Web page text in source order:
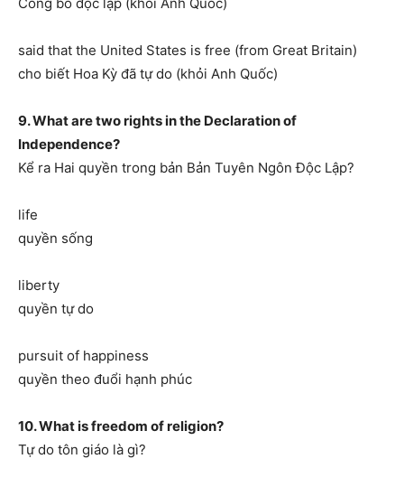
Công bố độc lập (khỏi Anh Quốc)
said that the United States is free (from Great Britain)
cho biết Hoa Kỳ đã tự do (khỏi Anh Quốc)
9. What are two rights in the Declaration of
Independence?
Kể ra Hai quyền trong bản Bản Tuyên Ngôn Độc Lập?
life
quyền sống
liberty
quyền tự do
pursuit of happiness
quyền theo đuổi hạnh phúc
10. What is freedom of religion?
Tự do tôn giáo là gì?